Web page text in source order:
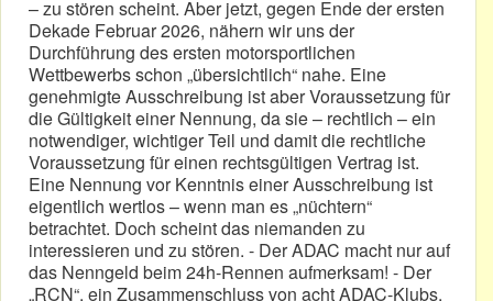
– zu stören scheint. Aber jetzt, gegen Ende der ersten
Dekade Februar 2026, nähern wir uns der
Durchführung des ersten motorsportlichen
Wettbewerbs schon „übersichtlich“ nahe. Eine
genehmigte Ausschreibung ist aber Voraussetzung für
die Gültigkeit einer Nennung, da sie – rechtlich – ein
notwendiger, wichtiger Teil und damit die rechtliche
Voraussetzung für einen rechtsgültigen Vertrag ist.
Eine Nennung vor Kenntnis einer Ausschreibung ist
eigentlich wertlos – wenn man es „nüchtern“
betrachtet. Doch scheint das niemanden zu
interessieren und zu stören. - Der ADAC macht nur auf
das Nenngeld beim 24h-Rennen aufmerksam! - Der
„RCN“, ein Zusammenschluss von acht ADAC-Klubs,